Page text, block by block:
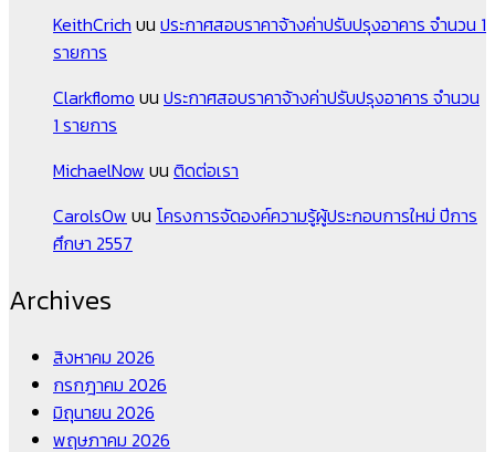
KeithCrich บน ประกาศสอบราคาจ้างค่าปรับปรุงอาคาร จำนวน 1
รายการ
Clarkflomo บน ประกาศสอบราคาจ้างค่าปรับปรุงอาคาร จำนวน
1 รายการ
MichaelNow บน ติดต่อเรา
CarolsOw บน โครงการจัดองค์ความรู้ผู้ประกอบการใหม่ ปีการ
ศึกษา 2557
Archives
สิงหาคม 2026
กรกฎาคม 2026
มิถุนายน 2026
พฤษภาคม 2026